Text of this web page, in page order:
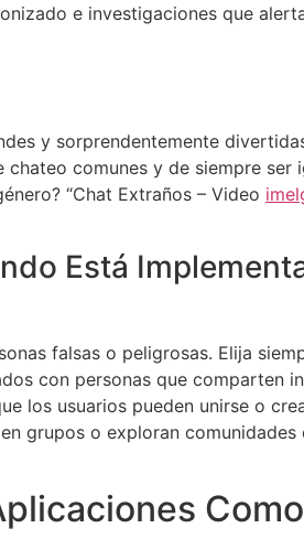
e investigaciones que
y sorprendentemente
chateo comunes y de siempre ser
“Chat Extraños – Video
Está
falsas o peligrosas. Elija
con personas que comparten
los usuarios pueden unirse o
grupos o exploran comunidades
Como